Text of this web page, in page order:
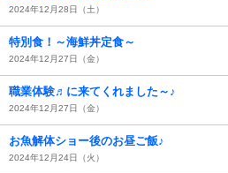
2024年12月28日（土）
特別食！～海鮮丼定食～
2024年12月27日（金）
職業体験♬に来てくれました～♪
2024年12月27日（金）
お魚解体ショー後のお昼ご飯♪
2024年12月24日（火）